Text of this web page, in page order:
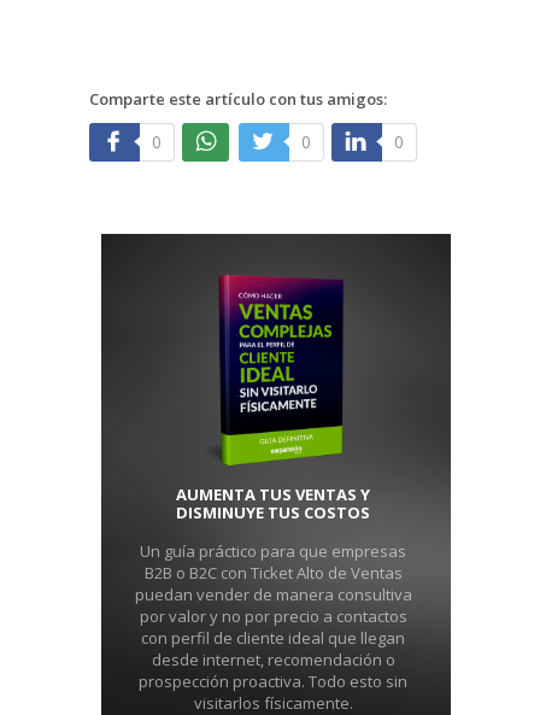
Comparte este artículo con tus amigos:
0 0 0
AUMENTA TUS VENTAS Y
DISMINUYE TUS COSTOS
Un guía práctico para que empresas
B2B o B2C con Ticket Alto de Ventas
puedan vender de manera consultiva
por valor y no por precio a contactos
con perfil de cliente ideal que llegan
desde internet, recomendación o
prospección proactiva. Todo esto sin
visitarlos físicamente.